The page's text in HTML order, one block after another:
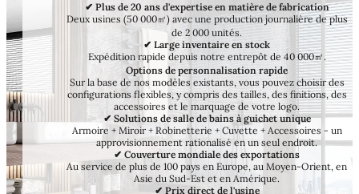
✔ Plus de 20 ans d'expertise en matière de fabrication
Deux usines (50 000㎡) avec une production journalière de plus
de 2 000 unités.
✔ Large inventaire en stock
Expédition rapide depuis notre entrepôt de 40 000㎡.
Options de personnalisation rapide
Sur la base de nos modèles existants, vous pouvez choisir des
configurations flexibles, y compris des tailles, des finitions, des
accessoires et le marquage de votre logo.
✔ Solutions de salle de bains à guichet unique
Armoire + Miroir + Robinetterie + Cuvette + Accessoires - un
approvisionnement rationalisé en un seul endroit.
✔ Couverture mondiale des exportations
Au service de plus de 100 pays en Europe, au Moyen-Orient, en
Asie du Sud-Est et en Amérique.
✔ Prix direct de l'usine